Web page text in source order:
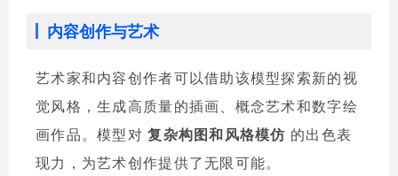
内容创作与艺术
艺术家和内容创作者可以借助该模型探索新的视
觉风格，生成高质量的插画、概念艺术和数字绘
画作品。模型对复杂构图和风格模仿 的出色表
现力，为艺术创作提供了无限可能。